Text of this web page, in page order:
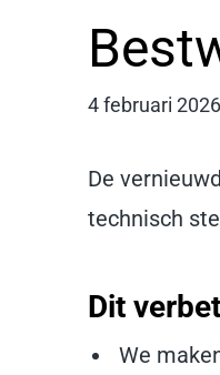
4 februari 2026
De
technisch
Dit
We